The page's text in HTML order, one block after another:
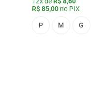
R$ 85,00no PIX
P M G